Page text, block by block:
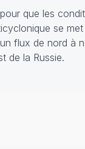
que les
se
flux de nord à
de la Russie.